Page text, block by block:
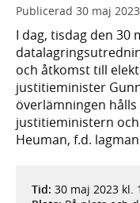
Publicerad 30 maj 2023
I dag, tisdag den 30
och åtkomst till
justitieminister
överlämningen
justitieministern
Heuman, f.d.
Tid: 30 maj 2023 kl.